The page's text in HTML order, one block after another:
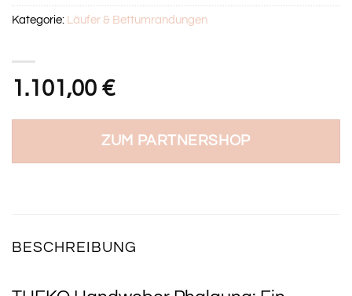
1.101,00 €
ZUM PARTNERSHOP
Kategorie: Läufer & Bettumrandungen
BESCHREIBUNG